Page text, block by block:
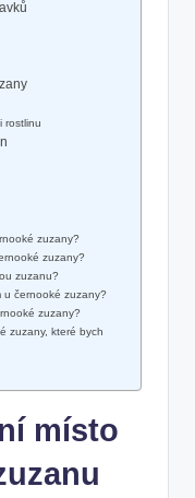
rostlinu
zuzany?
zuzany?
zuzanu?
u černooké zuzany?
zuzany?
zuzany, které bych
místo